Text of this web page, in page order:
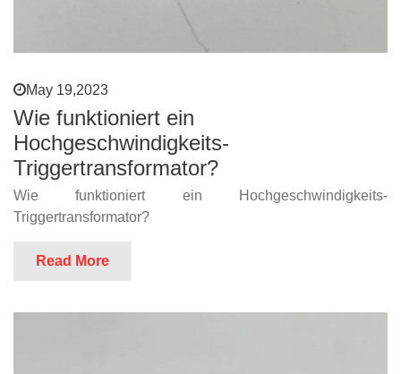
May 19,2023
Wie funktioniert ein
Hochgeschwindigkeits-
Triggertransformator?
Wie funktioniert ein Hochgeschwindigkeits-
Triggertransformator?
Read More